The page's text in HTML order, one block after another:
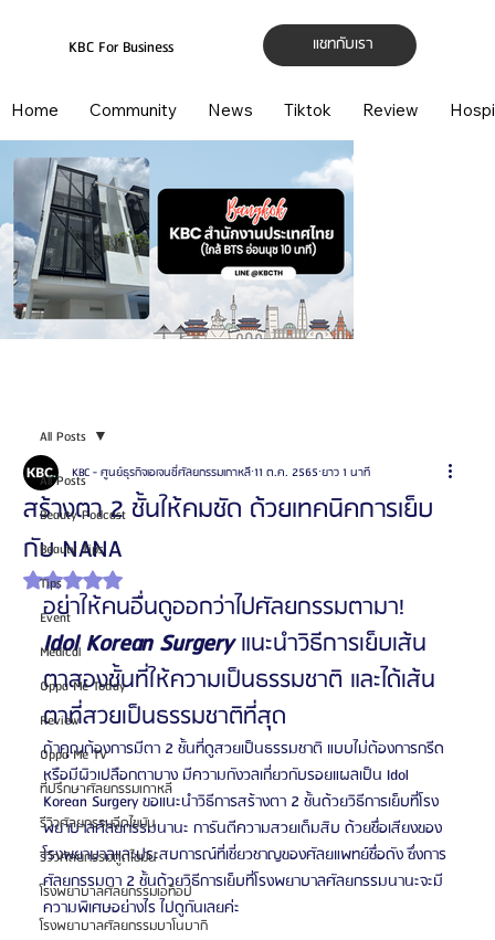
แชทกับเรา
KBC For Business
Home Community News Tiktok Review
All Posts
Beauty Podcast
Beauty Tips
Tips
Event
Medical
Oppa Me Today
Review
Oppa Me TV
ที่ปรึกษาศัลยกรรมเกาหลี
รีวิวศัลยกรรมฉีดไขมัน
รีวิวศัลยกรรมดูดไขมัน
โรงพยาบาลศัลยกรรมเอท็อป
โรงพยาบาลศัลยกรรมบาโนบากิ
All Posts
สร้างตา 2 ชั้นให้คมชัด ด้วยเทคนิคการเย็บ
กับ NANA
KBC - ศูนย์ธุรกิจเอเจนซี่ศัลยกรรมเกาหลี11 ต.ค. 2565 ยาว 1 นาที
ได้รับ NaN เต็ม 5 ดาว
อย่าให้คนอื่นดูออกว่าไปศัลยกรรมตามา!
Idol Korean Surgery แนะนำวิธีการเย็บเส้น
ตาสองชั้นที่ให้ความเป็นธรรมชาติ และได้เส้น
ตาที่สวยเป็นธรรมชาติที่สุด
ถ้าคุณต้องการมีตา 2 ชั้นที่ดูสวยเป็นธรรมชาติ แบบไม่ต้องการกรีด
หรือมีผิวเปลือกตาบาง มีความกังวลเกี่ยวกับรอยแผลเป็น Idol
Korean Surgery ขอแนะนำวิธีการสร้างตา 2 ชั้นด้วยวิธีการเย็บที่โรง
พยาบาลศัลยกรรมนานะ การันตีความสวยเต็มสิบ ด้วยชื่อเสียงของ
โรงพยาบาลและประสบการณ์ที่เชี่ยวชาญของศัลยแพทย์ชื่อดัง ซึ่งการ
ศัลยกรรมตา 2 ชั้นด้วยวิธีการเย็บที่โรงพยาบาลศัลยกรรมนานะจะมี
ความพิเศษอย่างไร ไปดูกันเลยค่ะ